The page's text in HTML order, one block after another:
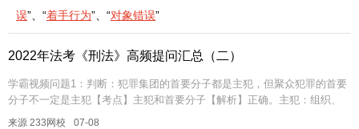
误”、“着手行为”、“对象错误”
2022年法考《刑法》高频提问汇总（二）
学霸视频问题1：判断：犯罪集团的首要分子都是主犯，但聚众犯罪的首要
分子不一定是主犯【考点】主犯和首要分子【解析】正确。主犯：组织、
领导犯罪集团进行犯罪活动的或者在共同犯罪中起主要作用的犯罪分子。
来源 233网校 07-08